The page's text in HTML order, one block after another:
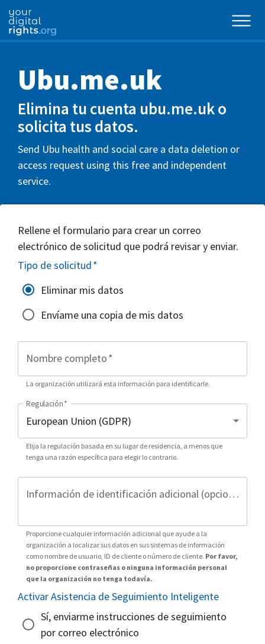
Ubu.me.uk
Elimina tu cuenta ubu.me.uk o
solicita tus datos.
Send Ubu health and social care a data deletion or
access request using this free and independent
service.
Rellene el formulario para crear un correo
electrónico de solicitud que podrá revisar y enviar.
Tipo de solicitud*
Eliminar mis datos
Envíame una copia de mis datos
Nombre completo*
La organización utilizará esta información para identificarle.
Regulación*
Elija la regulación basada en su lugar de residencia, a menos que
tenga una razón específica para elegir lo contrario.
Información de identificación adicional (opcional)
Proporcione cualquier información adicional que ayude a la
organización a localizar sus datos en sus sistemas de información
como nombre de usuario, ID de cliente o número de cliente. Por favor,
no proporcione contraseñas o ninguna información personal
que la organización no tenga todavía.
Activar Asistencia de Seguimiento Inteligente
Sí, enviarme instrucciones de seguimiento
por correo electrónico